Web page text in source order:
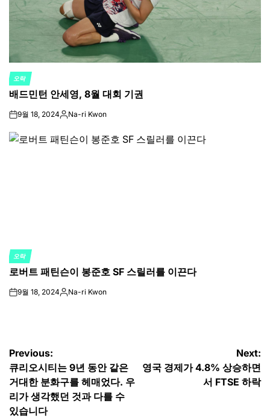
POSTED
IN
오락
배드민턴 안세영, 8월 대회 기권
on9월 18, 2024Posted
Na-ri Kwon
POSTED
IN
오락
로버트 패틴슨이 봉준호 SF 스릴러를 이끈다
on9월 18, 2024Posted
Na-ri Kwon
글
탐
색
Previous:
큐리오시티는 9년 동안 같은
거대한 분화구를 헤매었다. 우
리가 생각했던 것과 다를 수
있습니다
Next:
영국 경제가 4.8% 상승하면
서 FTSE 하락